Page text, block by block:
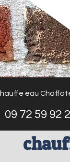
eau
09 72 59 92